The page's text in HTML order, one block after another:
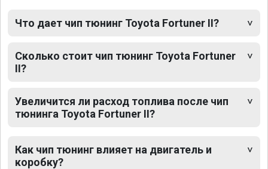
Что дает чип тюнинг Toyota Fortuner II?
Сколько стоит чип тюнинг Toyota Fortuner
II?
Увеличится ли расход топлива после чип
тюнинга Toyota Fortuner II?
Как чип тюнинг влияет на двигатель и
коробку?